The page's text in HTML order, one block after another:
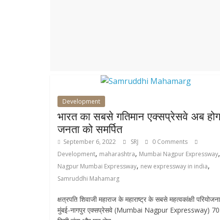
Development
भारत का सबसे गतिमान एक्सप्रेसवे अब
जनता को समर्पित
September 6, 2022 SRJ
0 Comments
Development, maharashtra, Mumbai Nagpur Expressway,
Nagpur Mumbai Expressway, new expressway in india,
Samruddhi Mahamarg
क्षत्रपति शिवाजी महाराज के महाराष्ट्र के सबसे महत्वकांक्षी परियोजना
मुंबई-नागपुर एक्सप्रेसवे (Mumbai Nagpur Expressway)